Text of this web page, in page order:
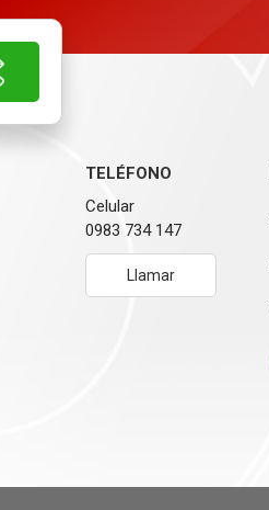
TELÉFONO
Celular
0983 734 147
Llamar